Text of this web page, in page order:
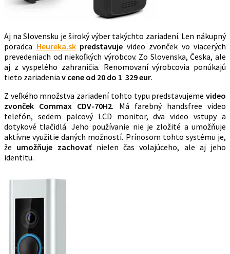
Aj na Slovensku je široký výber takýchto zariadení. Len nákupný
poradca Heureka.skpredstavuje video zvonček vo viacerých
prevedeniach od niekoľkých výrobcov. Zo Slovenska, Česka, ale
aj z vyspelého zahraničia. Renomovaní výrobcovia ponúkajú
tieto zariadenia v cene od 20 do 1 329 eur.
Z veľkého množstva zariadení tohto typu predstavujeme video
zvonček Commax CDV-70H2. Má farebný handsfree video
telefón, sedem palcový LCD monitor, dva video vstupy a
dotykové tlačidlá. Jeho používanie nie je zložité a umožňuje
aktívne využitie daných možností. Prínosom tohto systému je,
že umožňuje zachovaťnielen čas volajúceho, ale aj jeho
identitu.